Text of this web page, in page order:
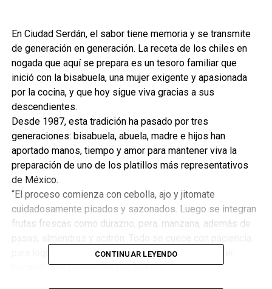
En Ciudad Serdán, el sabor tiene memoria y se transmite
de generación en generación. La receta de los chiles en
nogada que aquí se prepara es un tesoro familiar que
inició con la bisabuela, una mujer exigente y apasionada
por la cocina, y que hoy sigue viva gracias a sus
descendientes.
Desde 1987, esta tradición ha pasado por tres
generaciones: bisabuela, abuela, madre e hijos han
aportado manos, tiempo y amor para mantener viva la
preparación de uno de los platillos más representativos
de México.
“El proceso comienza con cebolla, ajo y jitomate
cuidadosamente picados y sazonados. Luego se integran
frutas frescas como durazno, pera, manzana, además de
para lograr ese relleno que enamora desde el primer
bocado”, nos comparten con orgullo.
CONTINUAR LEYENDO